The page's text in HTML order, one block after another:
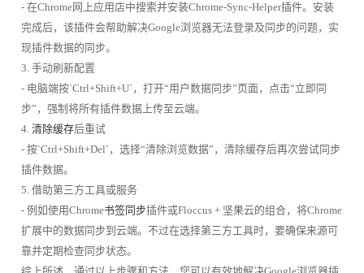
- 在Chrome网上应用店中搜索并安装Chrome-Sync-Helper插件。安装
完成后，该插件会帮助解决Google浏览器无法登录及同步的问题，实
现插件数据的同步。
3. 手动刷新配置
- 电脑端按`Ctrl+Shift+U`，打开“用户数据同步”页面，点击“立即同
步”，强制将所有插件数据上传至云端。
4. 清除缓存后重试
- 按`Ctrl+Shift+Del`，选择“清除浏览数据”，清除缓存后再次尝试同步
插件数据。
5. 借助第三方工具或服务
- 例如使用Chrome书签同步插件或Floccus + 坚果云的组合，将Chrome
扩展中的数据同步到云端。不过在选择第三方工具时，要确保来源可
靠并定期检查同步状态。